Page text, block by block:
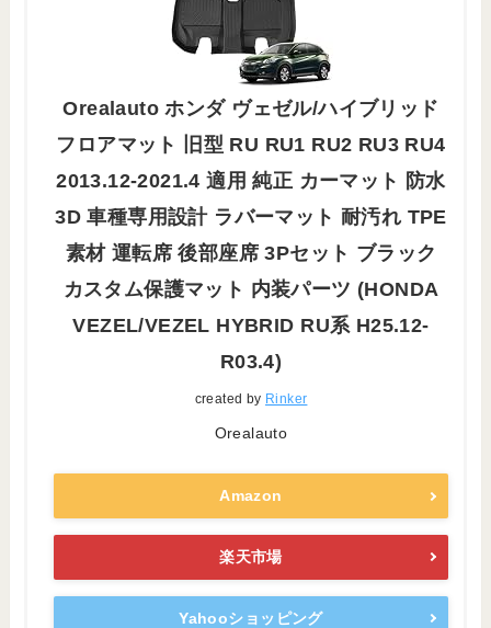
Orealauto ホンダ ヴェゼル/ハイブリッド
フロアマット 旧型 RU RU1 RU2 RU3 RU4
2013.12-2021.4 適用 純正 カーマット 防水
3D 車種専用設計 ラバーマット 耐汚れ TPE
素材 運転席 後部座席 3Pセット ブラック
カスタム保護マット 内装パーツ (HONDA
VEZEL/VEZEL HYBRID RU系 H25.12-
R03.4)
created by Rinker
Orealauto
Amazon
楽天市場
Yahooショッピング